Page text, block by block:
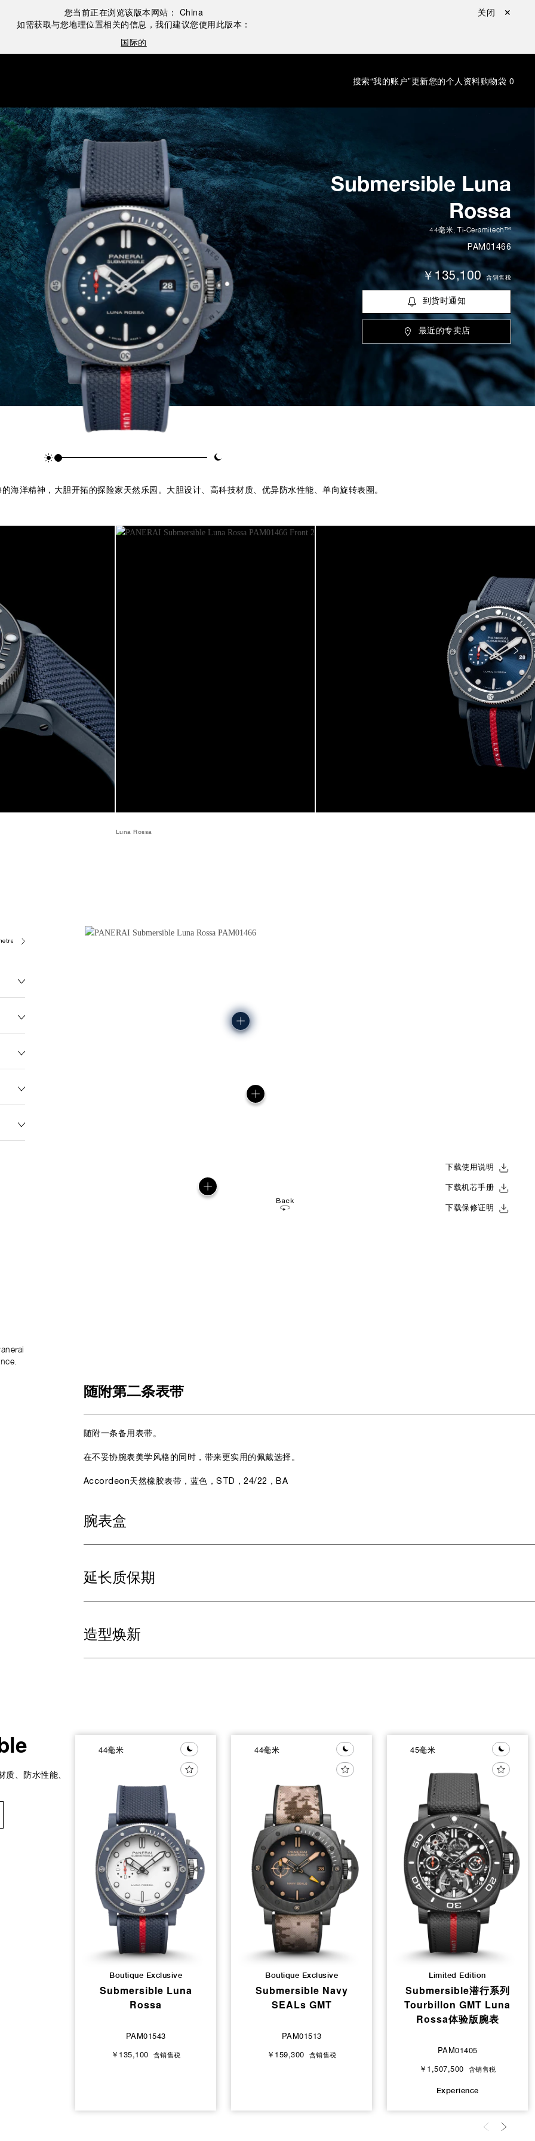
您当前正在浏览该版本网站： China
如需获取与您地理位置相关的信息，我们建议您使用此版本：
国际的
关闭 ✕
搜索“我的账户”更新您的个人资料购物袋 0
Submersible Luna
Rossa
44毫米, Ti-Ceramitech™
PAM01466
￥135,100 含销售税
到货时通知
最近的专卖店
海洋精神，大胆开拓的探险家天然乐园。大胆设计、高科技材质、优异防水性能、单向旋转表圈。
Luna Rossa
Back
下载使用说明
下载机芯手册
下载保修证明
随附第二条表带
随附一条备用表带。
在不妥协腕表美学风格的同时，带来更实用的佩戴选择。
Accordeon天然橡胶表带，蓝色，STD，24/22，BA
腕表盒
延长质保期
造型焕新
、防水性能、
44毫米
Boutique Exclusive
Submersible Luna
Rossa
PAM01543
￥135,100 含销售税
44毫米
Boutique Exclusive
Submersible Navy
SEALs GMT
PAM01513
￥159,300 含销售税
45毫米
Limited Edition
Submersible潜行系列
Tourbillon GMT Luna
Rossa体验版腕表
PAM01405
￥1,507,500 含销售税
Experience